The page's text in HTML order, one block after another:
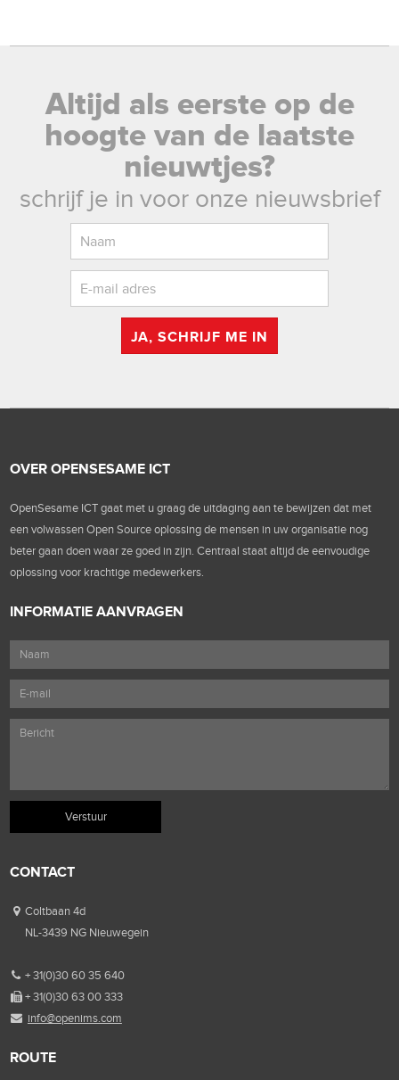
Altijd als eerste op de
hoogte van de laatste
nieuwtjes?
schrijf je in voor onze nieuwsbrief
JA, SCHRIJF ME IN
OVER OPENSESAME ICT
OpenSesame ICT gaat met u graag de uitdaging aan te bewijzen dat met
een volwassen Open Source oplossing de mensen in uw organisatie nog
beter gaan doen waar ze goed in zijn. Centraal staat altijd de eenvoudige
oplossing voor krachtige medewerkers.
INFORMATIE AANVRAGEN
CONTACT
Coltbaan 4d
NL-3439 NG Nieuwegein
+ 31(0)30 60 35 640
+ 31(0)30 63 00 333
info@openims.com
ROUTE